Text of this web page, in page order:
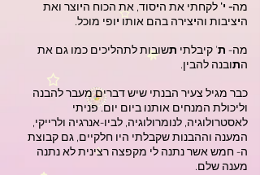
מה- י' לקחתי את היסוד, את הכוח היוצר ואת
היציבות והיצירה בהם אותו יופי מוכל.
מה- ת' קיבלתי תשובות לתהליכים כמו גם את
התובנה להבין.
כבר מגיל צעיר הבנתי שיש דברים מעבר להבנה
וליכולת המנחים אותנו ביום יום. פניתי
לאסטרולוגיה, לנומרולוגיה, לביו-אנרגיה ולרייקי,
המענה וההבנות שקבלתי היו חלקיים, גם קבוצת
ה- חמש אשר נתנה לי מקפצה רצינית לא נתנה
מענה שלם.